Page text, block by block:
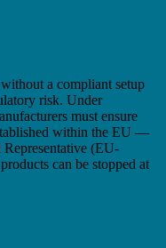
a compliant setup
risk. Under
must ensure
within the EU —
(EU-
can be stopped at